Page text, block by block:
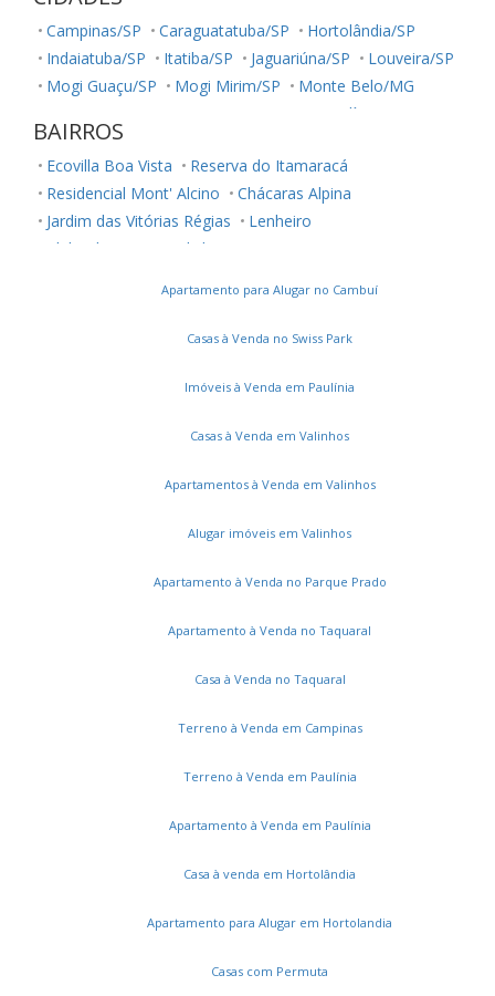
Campinas/SP Caraguatatuba/SP
Hortolândia/SP
Indaiatuba/SP
Itatiba/SP Jaguariúna/SP
Louveira/SP
Mogi Guaçu/SP
Mogi Mirim/SP
Monte Belo/MG
Paulínia/SP
Salto/SP
Vinhedo/SP
BAIRROS
Ecovilla Boa Vista
Reserva do Itamaracá
Residencial Mont' Alcino
Chácaras Alpina
Jardim das Vitórias Régias
Lenheiro
Clube de Campo Valinhos
Apartamento para Alugar no Cambuí
Casas à Venda no Swiss Park
Imóveis à Venda em Paulínia
Casas à Venda em Valinhos
Apartamentos à Venda em Valinhos
Alugar imóveis em Valinhos
Apartamento à Venda no Parque Prado
Apartamento à Venda no Taquaral
Casa à Venda no Taquaral
Terreno à Venda em Campinas
Terreno à Venda em Paulínia
Apartamento à Venda em Paulínia
Casa à venda em Hortolândia
Apartamento para Alugar em Hortolandia
Casas com Permuta